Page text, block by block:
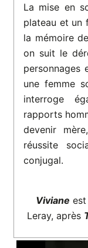
La mise en
plateau et un
la mémoire
on suit le
personnages
une femme
interroge
rapports
devenir
réussite
conjugal.
Viviane
Leray, après